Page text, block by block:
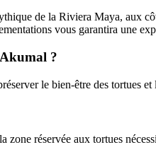
de la Riviera Maya, aux
vous garantira une
?
le bien-être des tortues et
réservée aux tortues